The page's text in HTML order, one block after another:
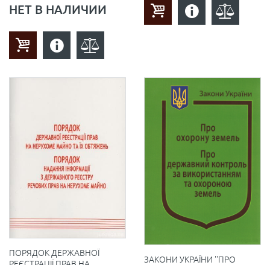
НЕТ В НАЛИЧИИ
ПОРЯДОК ДЕРЖАВНОЇ
ЗАКОНИ УКРАЇНИ ''ПРО